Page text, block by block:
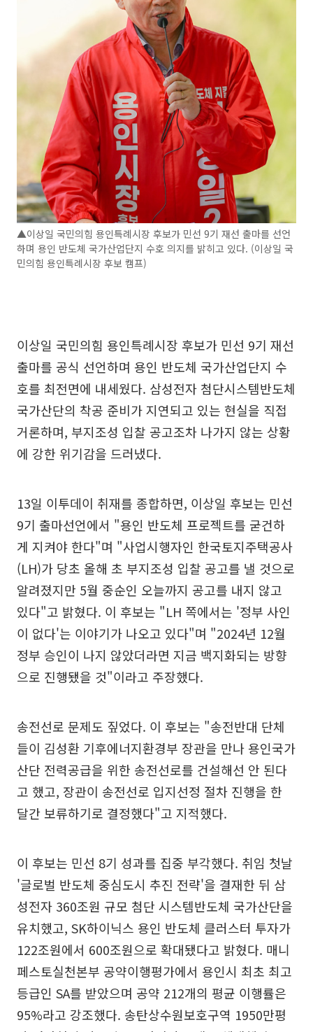
▲이상일 국민의힘 용인특례시장 후보가 민선 9기 재선 출마를 선언
하며 용인 반도체 국가산업단지 수호 의지를 밝히고 있다. (이상일 국
민의힘 용인특례시장 후보 캠프)
이상일 국민의힘 용인특례시장 후보가 민선 9기 재선
출마를 공식 선언하며 용인 반도체 국가산업단지 수
호를 최전면에 내세웠다. 삼성전자 첨단시스템반도체
국가산단의 착공 준비가 지연되고 있는 현실을 직접
거론하며, 부지조성 입찰 공고조차 나가지 않는 상황
에 강한 위기감을 드러냈다.
13일 이투데이 취재를 종합하면, 이상일 후보는 민선
9기 출마선언에서 "용인 반도체 프로젝트를 굳건하
게 지켜야 한다"며 "사업시행자인 한국토지주택공사
(LH)가 당초 올해 초 부지조성 입찰 공고를 낼 것으로
알려졌지만 5월 중순인 오늘까지 공고를 내지 않고
있다"고 밝혔다. 이 후보는 "LH 쪽에서는 '정부 사인
이 없다'는 이야기가 나오고 있다"며 "2024년 12월
정부 승인이 나지 않았더라면 지금 백지화되는 방향
으로 진행됐을 것"이라고 주장했다.
송전선로 문제도 짚었다. 이 후보는 "송전반대 단체
들이 김성환 기후에너지환경부 장관을 만나 용인국가
산단 전력공급을 위한 송전선로를 건설해선 안 된다
고 했고, 장관이 송전선로 입지선정 절차 진행을 한
달간 보류하기로 결정했다"고 지적했다.
이 후보는 민선 8기 성과를 집중 부각했다. 취임 첫날
'글로벌 반도체 중심도시 추진 전략'을 결재한 뒤 삼
성전자 360조원 규모 첨단 시스템반도체 국가산단을
유치했고, SK하이닉스 용인 반도체 클러스터 투자가
122조원에서 600조원으로 확대됐다고 밝혔다. 매니
페스토실천본부 공약이행평가에서 용인시 최초 최고
등급인 SA를 받았으며 공약 212개의 평균 이행률은
95%라고 강조했다. 송탄상수원보호구역 1950만평